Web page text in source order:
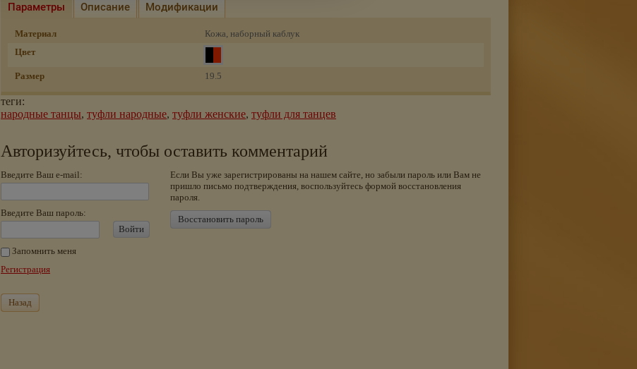
Параметры Описание Модификации
Материал
Кожа, наборный каблук
Цвет
Размер 19.5
теги:
народные танцы, туфли народные, туфли женские, туфли для танцев
Авторизуйтесь, чтобы оставить комментарий
Введите Ваш e-mail:
Введите Ваш пароль:
Войти
Запомнить меня
Регистрация
Если Вы уже зарегистрированы на нашем сайте, но забыли пароль или Вам не
пришло письмо подтверждения, воспользуйтесь формой восстановления
пароля.
Восстановить пароль
Назад